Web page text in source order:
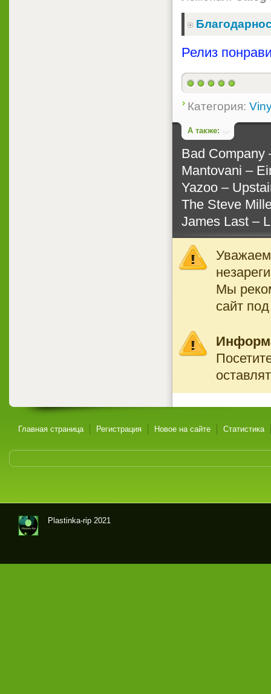
Релиз
Категория:
А также:
Bad Company
Mantovani ‎–
Yazoo ‎–
The Steve
James Last ‎–
Мы
сайт
Главная страница Регистрация Новое на сайте Статистика
овк
Plastinka-rip 2021